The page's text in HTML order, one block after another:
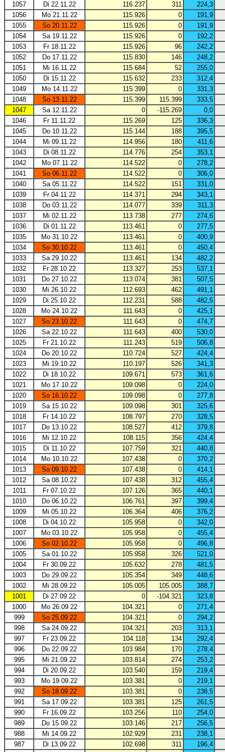
1057
Di 22.11.22 116.237 311
224,3
1056
Mo 21.11.22 115.926 0
191,9
1055
So 20.11.22 115.926 0
191,9
1054
Sa 19.11.22 115.926 0
192,2
1053
Fr 18.11.22 115.926 96
242,2
1052
Do 17.11.22 115.830 146
248,2
1051
Mi 16.11.22 115.684 52
255,0
1050
Di 15.11.22 115.632 233
312,4
1049
Mo 14.11.22 115.399 0
331,3
1048
So 13.11.22 115.399 115.399
333,5
1047
Sa 12.11.22 0 -115.269
0,0
1046
Fr 11.11.22 115.269 125
336,3
1045
Do 10.11.22 115.144 188
395,5
1044
Mi 09.11.22 114.956 180
411,6
1043
Di 08.11.22 114.776 254
353,1
1042
Mo 07.11.22 114.522 0
278,2
1041
So 06.11.22 114.522 0
306,0
1040
Sa 05.11.22 114.522 151
331,0
1039
Fr 04.11.22 114.371 294
343,1
1038
Do 03.11.22 114.077 339
311,3
1037
Mi 02.11.22 113.738 277
274,6
1036
Di 01.11.22 113.461 0
277,5
1035
Mo 31.10.22 113.461 0
400,9
1034
So 30.10.22 113.461 0
450,4
1033
Sa 29.10.22 113.461 134
482,2
1032
Fr 28.10.22 113.327 253
537,1
1031
Do 27.10.22 113.074 381
507,5
1030
Mi 26.10.22 112.693 462
491,1
1029
Di 25.10.22 112.231 588
482,5
1028
Mo 24.10.22 111.643 0
425,1
1027
So 23.10.22 111.643 0
474,7
1026
Sa 22.10.22 111.643 400
530,0
1025
Fr 21.10.22 111.243 519
506,8
1024
Do 20.10.22 110.724 527
424,4
1023
Mi 19.10.22 110.197 526
341,3
1022
Di 18.10.22 109.671 573
361,6
1021
Mo 17.10.22 109.098 0
224,0
1020
So 16.10.22 109.098 0
277,8
1019
Sa 15.10.22 109.098 301
325,6
1018
Fr 14.10.22 108.797 270
328,5
1017
Do 13.10.22 108.527 412
379,8
1016
Mi 12.10.22 108.115 356
424,4
1015
Di 11.10.22 107.759 321
440,8
1014
Mo 10.10.22 107.438 0
370,2
1013
So 09.10.22 107.438 0
414,1
1012
Sa 08.10.22 107.438 312
455,4
1011
Fr 07.10.22 107.126 365
440,1
1010
Do 06.10.22 106.761 397
399,4
1009
Mi 05.10.22 106.364 406
376,2
1008
Di 04.10.22 105.958 0
342,0
1007
Mo 03.10.22 105.958 0
455,4
1006
So 02.10.22 105.958 0
496,8
1005
Sa 01.10.22 105.958 326
521,0
1004
Fr 30.09.22 105.632 278
481,5
1003
Do 29.09.22 105.354 349
448,6
1002
Mi 28.09.22 105.005 105.005
388,7
1001
Di 27.09.22 0 -104.321
323,8
1000
Mo 26.09.22 104.321 0
271,4
999
So 25.09.22 104.321 0
294,2
998
Sa 24.09.22 104.321 203
313,1
997
Fr 23.09.22 104.118 134
292,4
996
Do 22.09.22 103.984 170
278,4
995
Mi 21.09.22 103.814 274
253,2
994
Di 20.09.22 103.540 159
219,4
993
Mo 19.09.22 103.381 0
219,1
992
So 18.09.22 103.381 0
238,5
991
Sa 17.09.22 103.381 125
261,5
990
Fr 16.09.22 103.256 110
254,0
989
Do 15.09.22 103.146 217
256,5
988
Mi 14.09.22 102.929 231
238,1
987
Di 13.09.22 102.698 311
196,4